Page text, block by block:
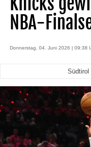
NBA-
Donnerstag, 04. Juni 2026 | 09:38
Südtirol